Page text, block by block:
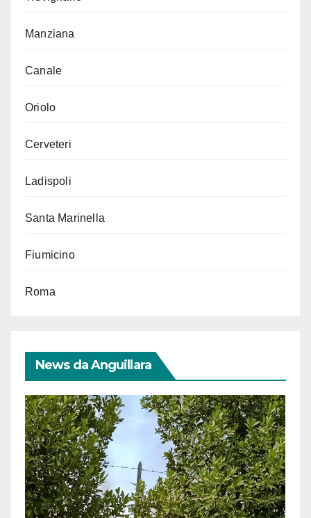
Manziana
Canale
Oriolo
Cerveteri
Ladispoli
Santa Marinella
Fiumicino
Roma
News da Anguillara